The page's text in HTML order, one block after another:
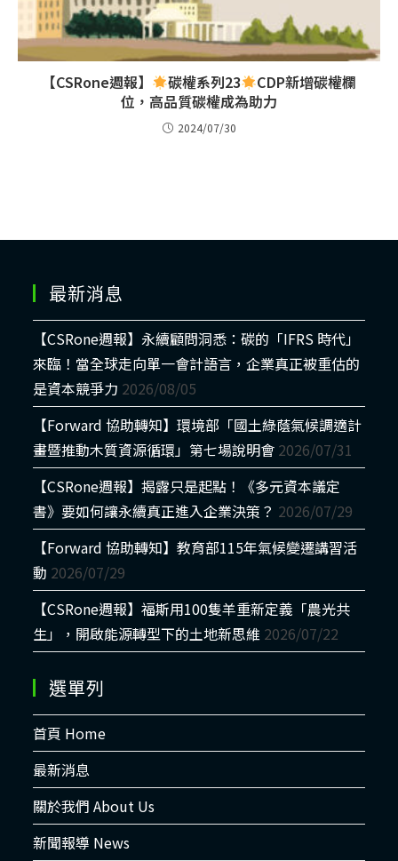
【CSRone週報】 碳權系列23
CDP新增碳權欄
位，高品質碳權成為助力
2024/07/30
最新消息
【CSRone週報】永續顧問洞悉：碳的「IFRS 時代」
來臨！當全球走向單一會計語言，企業真正被重估的
是資本競爭力 2026/08/05
【Forward 協助轉知】環境部「國土綠蔭氣候調適計
畫暨推動木質資源循環」第七場說明會 2026/07/31
【CSRone週報】揭露只是起點！《多元資本議定
書》要如何讓永續真正進入企業決策？ 2026/07/29
【Forward 協助轉知】教育部115年氣候變遷講習活
動 2026/07/29
【CSRone週報】福斯用100隻羊重新定義「農光共
生」，開啟能源轉型下的土地新思維 2026/07/22
選單列
首頁 Home
最新消息
關於我們 About Us
新聞報導 News